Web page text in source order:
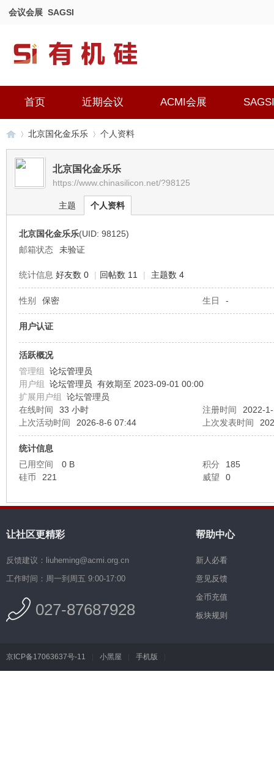
会议会展 SAGSI
首页 近期会议 ACMI会展 SAGSI
有›
北京国化金乐乐
›
个人资料
北京国化金乐乐
https://www.chinasilicon.net/?98125
主题 个人资料
北京国化金乐乐(UID: 98125)
邮箱状态
未验证
统计信息 好友数 0 | 回帖数 11 | 主题数 4
性别 保密 生日 -
用户认证
活跃概况
管理组 论坛管理员
用户组 论坛管理员 有效期至 2023-09-01 00:00
扩展用户组 论坛管理员
在线时间
33 小时 注册时间
2022-
上次活动时间
2026-8-6 07:44 上次发表时间
统计信息
已用空间
0 B 积分
185
硅币
221 威望 0
让社区更精彩
反馈建议：liuheming@acmi.org.cn
工作时间：周一到周五 9:00-17:00
027-87687928
帮助中心
新人必看
意见反馈
金币充值
板块规则
京ICP备17063637号-11 小黑屋 手机版